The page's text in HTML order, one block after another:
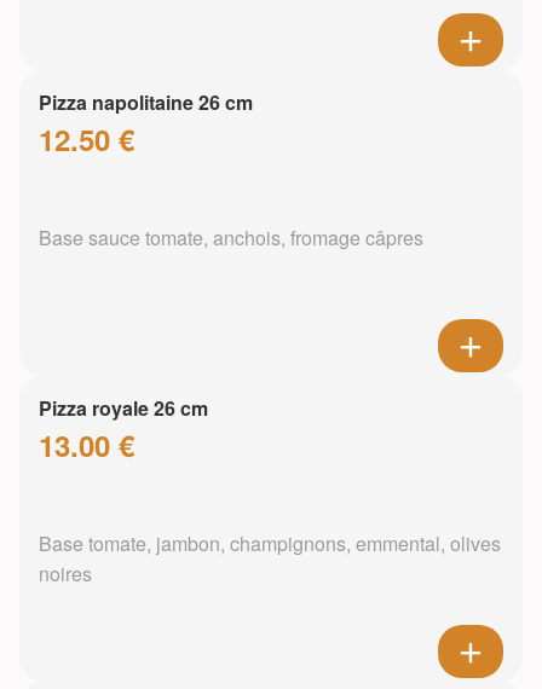
Pizza napolitaine 26 cm
12.50 €
Base sauce tomate, anchois, fromage câpres
Pizza royale 26 cm
13.00 €
Base tomate, jambon, champignons, emmental, olives
noires